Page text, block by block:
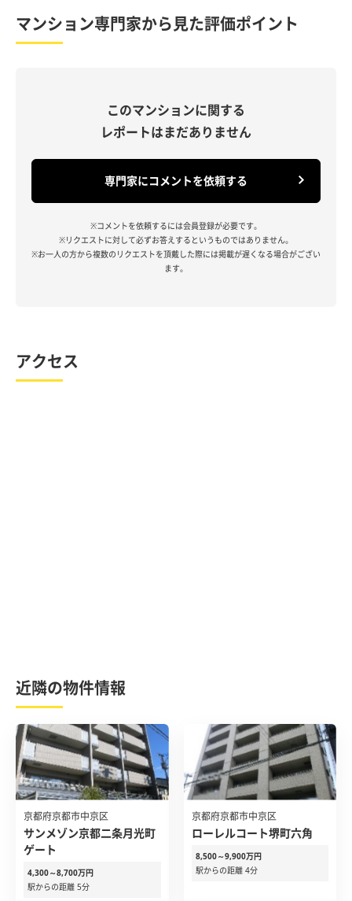
マンション専門家から見た評価ポイント
このマンションに関する
レポートはまだありません
専門家にコメントを依頼する
※コメントを依頼するには会員登録が必要です。
※リクエストに対して必ずお答えするというものではありません。
※お一人の方から複数のリクエストを頂戴した際には掲載が遅くなる場合がござい
ます。
アクセス
近隣の物件情報
京都府京都市中京区
サンメゾン京都二条月光町
ゲート
4,300～8,700万円
駅からの距離 5分
京都府京都市中京区
ローレルコート堺町六角
8,500～9,900万円
駅からの距離 4分